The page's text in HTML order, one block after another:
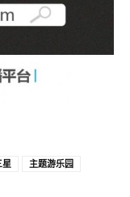
星
主题游乐园